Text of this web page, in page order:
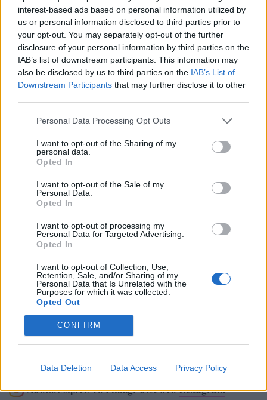
interest-based ads based on personal information utilized by
us or personal information disclosed to third parties prior to
your opt-out. You may separately opt-out of the further
disclosure of your personal information by third parties on the
IAB’s list of downstream participants. This information may
also be disclosed by us to third parties on the IAB’s List of
Downstream Participants that may further disclose it to other
Personal Data Processing Opt Outs
I want to opt-out of the Sharing of my
personal data.
Opted In
I want to opt-out of the Sale of my
Personal Data.
Opted In
I want to opt-out of processing my
Personal Data for Targeted Advertising.
Opted In
I want to opt-out of Collection, Use,
Retention, Sale, and/or Sharing of my
Personal Data that Is Unrelated with the
Purposes for which it was collected.
Opted Out
CONFIRM
Data Deletion Data Access Privacy Policy
αντισύλληψη, γεγονός που καθιστά δύσκολη την
εξάγουν γενικεύσιμα συμπεράσματα.
ΔΙΑΦΗΜΙΣΗ
Ακολουθήστε το Pink.gr στοGoogle Newsκαι
μάθετε πρώτοι
τα πιο hot νέα
Ακολουθήστε το Pink.gr και στοInstagram